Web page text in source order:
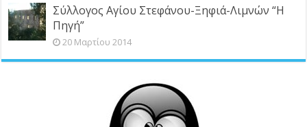
Σύλλογος Αγίου Στεφάνου-Ξηφιά-Λιμνών “Η
Πηγή”
20 Μαρτίου 2014